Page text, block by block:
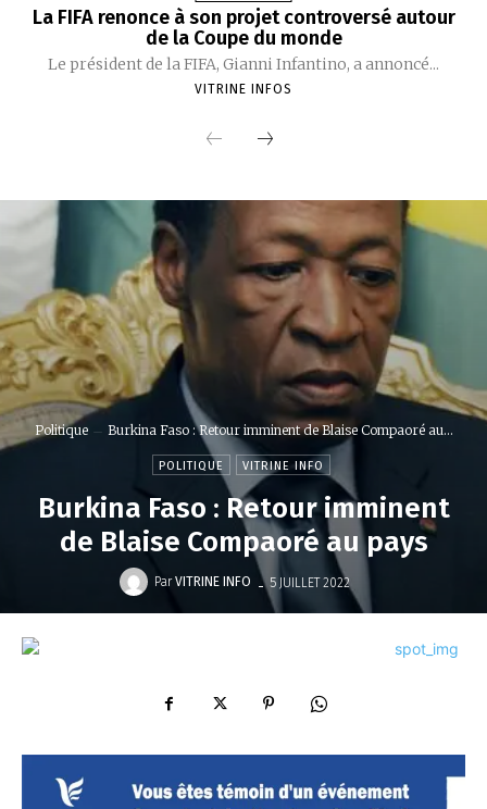
La FIFA renonce à son projet controversé autour
de la Coupe du monde
Le président de la FIFA, Gianni Infantino, a annoncé...
VITRINE INFOS